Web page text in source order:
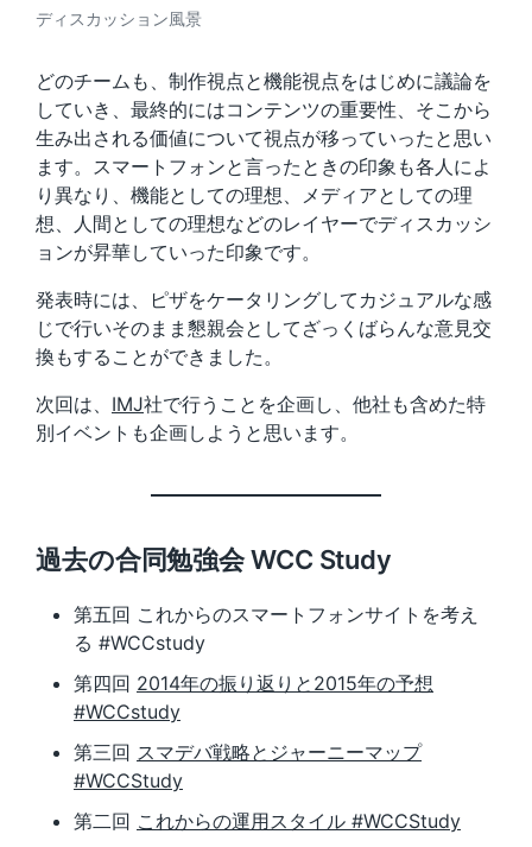
ディスカッション風景
どのチームも、制作視点と機能視点をはじめに議論を
していき、最終的にはコンテンツの重要性、そこから
生み出される価値について視点が移っていったと思い
ます。スマートフォンと言ったときの印象も各人によ
り異なり、機能としての理想、メディアとしての理
想、人間としての理想などのレイヤーでディスカッシ
ョンが昇華していった印象です。
発表時には、ピザをケータリングしてカジュアルな感
じで行いそのまま懇親会としてざっくばらんな意見交
換もすることができました。
次回は、 IMJ社で行うことを企画し、他社も含めた特
別イベントも企画しようと思います。
過去の合同勉強会 WCC Study
第五回 これからのスマートフォンサイトを考え
る #WCCstudy
第四回 2014年の振り返りと2015年の予想
#WCCstudy
第三回 スマデバ戦略とジャーニーマップ
#WCCStudy
第二回 これからの運用スタイル #WCCStudy